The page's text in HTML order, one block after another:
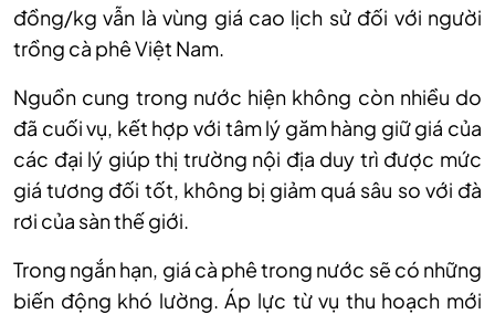
đồng/kg vẫn là vùng giá cao lịch sử đối với người
trồng cà phê Việt Nam.
Nguồn cung trong nước hiện không còn nhiều do
đã cuối vụ, kết hợp với tâm lý găm hàng giữ giá của
các đại lý giúp thị trường nội địa duy trì được mức
giá tương đối tốt, không bị giảm quá sâu so với đà
rơi của sànthế giới.
Trong ngắn hạn, giá cà phê trong nước sẽ có những
biến động khó lường. Áp lực từ vụ thu hoạch mới